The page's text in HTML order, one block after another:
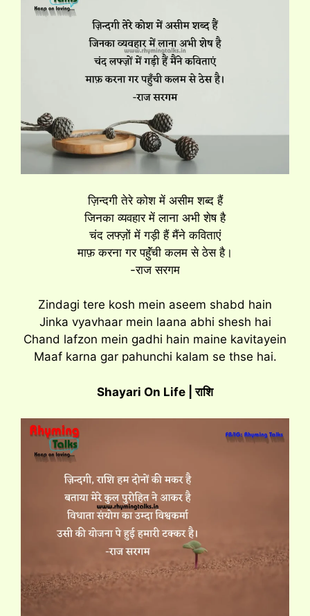
ज़िन्दगी तेरे कोश में असीम शब्द हैं
जिनका व्यवहार में लाना अभी शेष है
चंद लफ्ज़ों में गड़ी हैं मैंने कविताएं
माफ़ करना गर पहुॅंची कलम से ठेस है।
-राज सरगम
Zindagi tere kosh mein aseem shabd hain
Jinka vyavhaar mein laana abhi shesh hai
Chand lafzon mein gadhi hain maine kavitayein
Maaf karna gar pahunchi kalam se thse hai.
Shayari On Life | राशि